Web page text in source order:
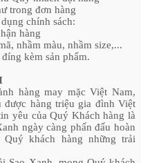
trong đơn hàng
chính sách:
hàng
nhầm màu, nhầm size,...
kèm sản phẩm.
hàng may mặc Việt Nam,
hàng triệu gia đình Việt
yêu của Quý Khách hàng là
ngày càng phấn đấu hoàn
khách hàng những trải